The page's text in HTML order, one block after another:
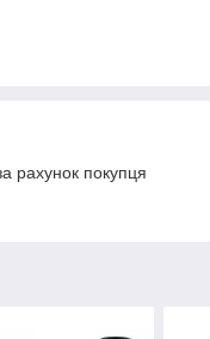
рахунок покупця